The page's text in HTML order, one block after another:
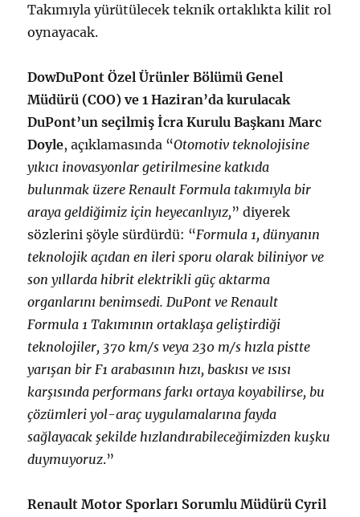
Takımıyla yürütülecek teknik ortaklıkta kilit rol
oynayacak.
DowDuPont Özel Ürünler Bölümü Genel
Müdürü (COO) ve 1 Haziran’da kurulacak
DuPont’un seçilmiş İcra Kurulu Başkanı Marc
Doyle, açıklamasında “Otomotiv teknolojisine
yıkıcı inovasyonlar getirilmesine katkıda
bulunmak üzere Renault Formula takımıyla bir
araya geldiğimiz için heyecanlıyız,” diyerek
sözlerini şöyle sürdürdü: “Formula 1, dünyanın
teknolojik açıdan en ileri sporu olarak biliniyor ve
son yıllarda hibrit elektrikli güç aktarma
organlarını benimsedi. DuPont ve Renault
Formula 1 Takımının ortaklaşa geliştirdiği
teknolojiler, 370 km/s veya 230 m/s hızla pistte
yarışan bir F1 arabasının hızı, baskısı ve ısısı
karşısında performans farkı ortaya koyabilirse, bu
çözümleri yol-araç uygulamalarına fayda
sağlayacak şekilde hızlandırabileceğimizden kuşku
duymuyoruz.”
Renault Motor Sporları Sorumlu Müdürü Cyril